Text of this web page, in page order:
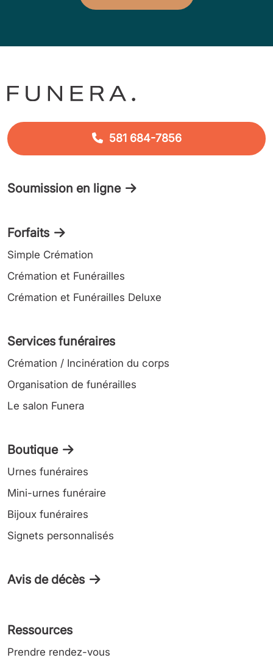
581 684-7856
Forfaits
Simple Crémation
Crémation et Funérailles
Crémation et Funérailles Deluxe
Soumission en ligne
Services funéraires
Crémation / Incinération du corps
Organisation de funérailles
Le salon Funera
Boutique
Urnes funéraires
Mini-urnes funéraire
Bijoux funéraires
Signets personnalisés
Avis de décès
Ressources
Prendre rendez-vous